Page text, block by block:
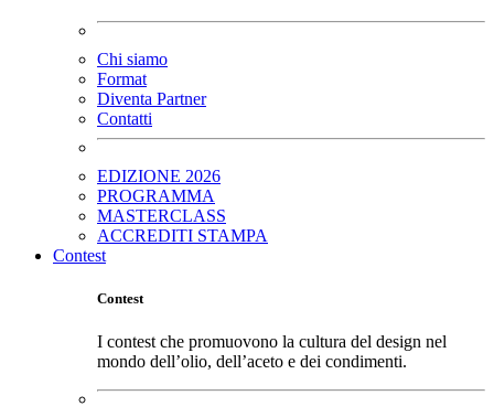
Chi siamo
Format
Diventa Partner
Contatti
EDIZIONE 2026
PROGRAMMA
MASTERCLASS
ACCREDITI STAMPA
Contest
Contest
I contest che promuovono la cultura del design nel
mondo dell’olio, dell’aceto e dei condimenti.